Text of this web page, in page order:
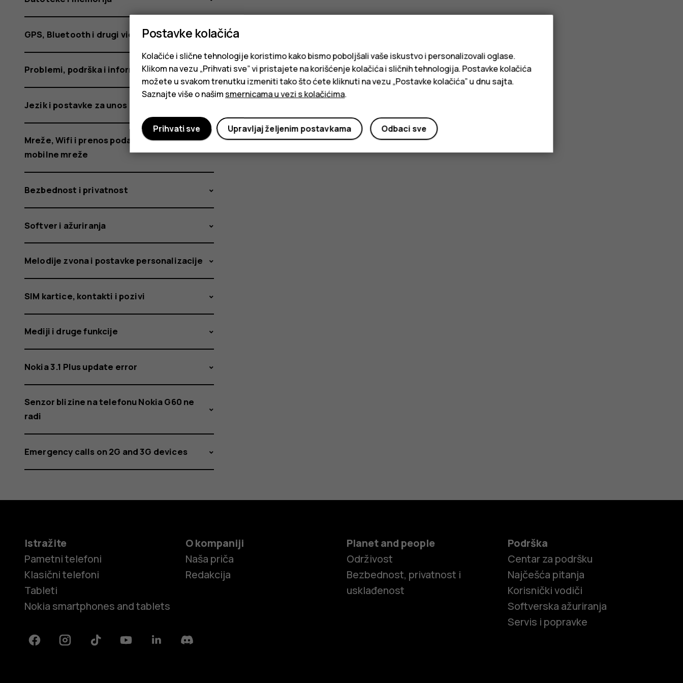
GPS, Bluetooth i drugi vidovi povezivanja
Problemi, podrška i informacije o uređaju
Jezik i postavke za unos
Mreže, Wifi i prenos podataka putem
mobilne mreže
Bezbednost i privatnost
Softver i ažuriranja
Melodije zvona i postavke personalizacije
SIM kartice, kontakti i pozivi
Mediji i druge funkcije
Nokia 3.1 Plus update error
Senzor blizine na telefonu Nokia G60 ne
radi
Emergency calls on 2G and 3G devices
Istražite
Pametni telefoni
Klasični telefoni
Tableti
Nokia smartphones and tablets
O kompaniji
Naša priča
Redakcija
Planet and people
Održivost
Bezbednost, privatnost i
usklađenost
Podrška
Centar za podršku
Najčešća pitanja
Korisnički vodiči
Softverska ažuriranja
Servis i popravke
FacebookInstagramTiktok YoutubeLinkedinDiscord
Postavke kolačića
Kolačiće i slične tehnologije koristimo kako bismo poboljšali vaše iskustvo i personalizovali oglase.
Klikom na vezu „Prihvati sve” vi pristajete na korišćenje kolačića i sličnih tehnologija. Postavke kolačića
možete u svakom trenutku izmeniti tako što ćete kliknuti na vezu „Postavke kolačića” u dnu sajta.
Saznajte više o našimsmernicama u vezi s kolačićima.
Odbaci sve
Upravljaj željenim postavkama
Prihvati sve